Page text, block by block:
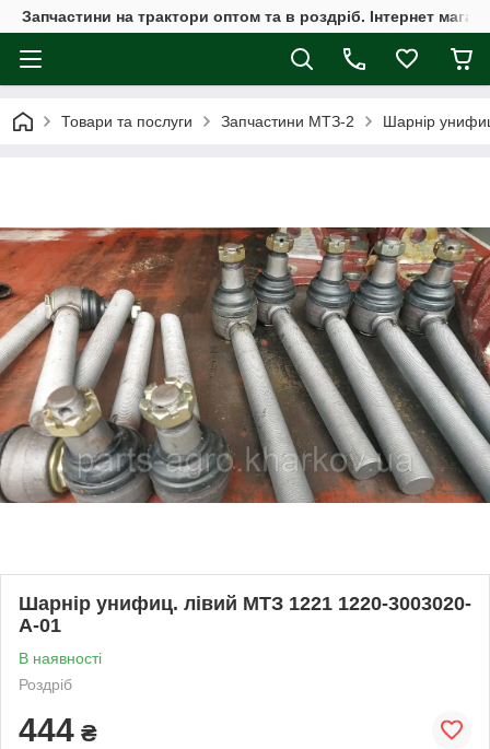
Запчастини на трактори оптом та в роздріб. Інтернет
Товари та послуги Запчастини МТЗ-2 Шарнір
Шарнір унифиц. лівий МТЗ 1221 1220-3003020-
А-01
В наявності
Роздріб
444 ₴